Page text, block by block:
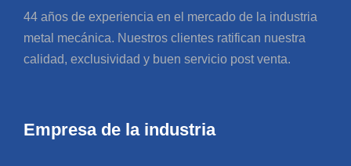
44 años de experiencia en el mercado de la industria
metal mecánica. Nuestros clientes ratifican nuestra
calidad, exclusividad y buen servicio post venta.
Empresa de la industria